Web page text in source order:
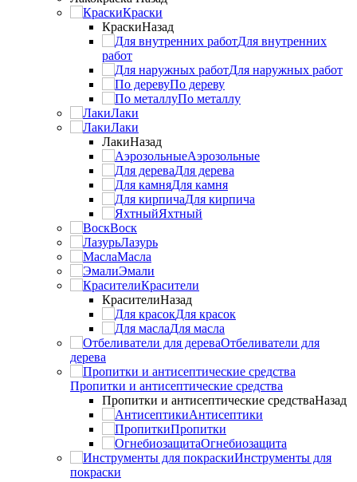
Краски
КраскиНазад
Для внутренних
работ
Для наружных работ
По дереву
По металлу
Лаки
Лаки
ЛакиНазад
Аэрозольные
Для дерева
Для камня
Для кирпича
Яхтный
Воск
Лазурь
Масла
Эмали
Красители
КрасителиНазад
Для красок
Для масла
Отбеливатели для
дерева
Пропитки и антисептические средства
Пропитки и антисептические средстваНазад
Антисептики
Пропитки
Огнебиозащита
Инструменты для
покраски